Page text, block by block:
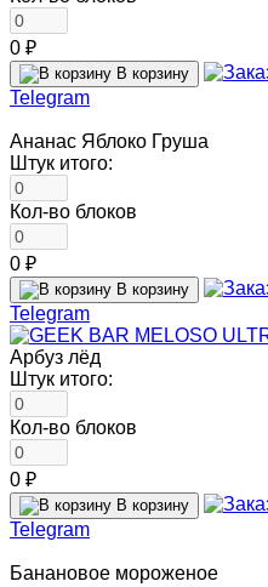
0 ₽
В корзину
Telegram
Ананас Яблоко Груша
Штук итого:
Кол-во блоков
0 ₽
В корзину
Telegram
Арбуз лёд
Штук итого:
Кол-во блоков
0 ₽
В корзину
Telegram
Банановое мороженое